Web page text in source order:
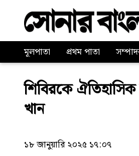
মূলপাতা প্রথম পাতা
শিবিরকে
খান
১৮ জানুয়ারি ২০২৫ ১৭:০৭